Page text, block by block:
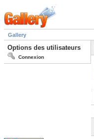
Gallery
Options des utilisateurs
Connexion